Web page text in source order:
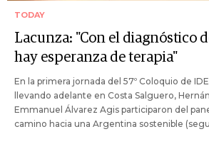
TODAY
Lacunza: "Con el diagnóstico
hay esperanza de terapia"
En la primera jornada del 57º Coloquio de
llevando adelante en Costa Salguero,
Emmanuel Álvarez Agis participaron del
camino hacia una Argentina sostenible